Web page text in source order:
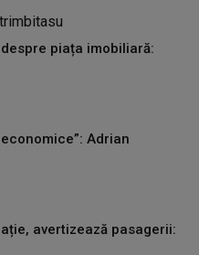
piața imobiliară:
Adrian
avertizează pasagerii: